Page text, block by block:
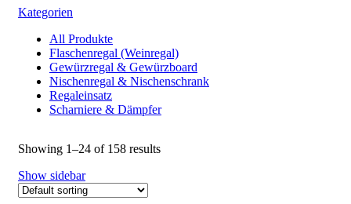
Kategorien
All Produkte
Flaschenregal (Weinregal)
Gewürzregal & Gewürzboard
Nischenregal & Nischenschrank
Regaleinsatz
Scharniere & Dämpfer
Showing 1–24 of 158 results
Show sidebar